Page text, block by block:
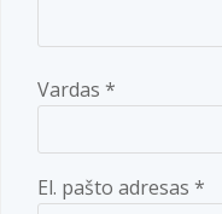
Vardas *
El. pašto adresas *